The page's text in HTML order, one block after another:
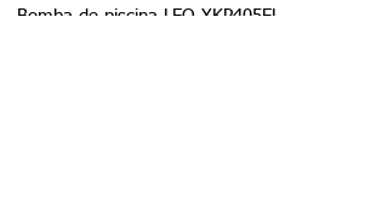
Bomba de piscina LEO XKP405EL.